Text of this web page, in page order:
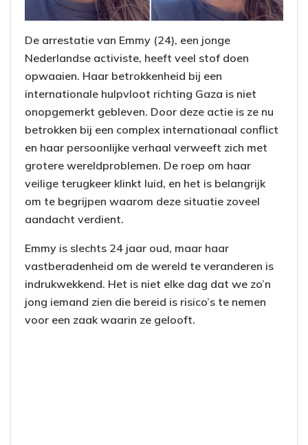
De arrestatie van Emmy (24), een jonge
Nederlandse activiste, heeft veel stof doen
opwaaien. Haar betrokkenheid bij een
internationale hulpvloot richting Gaza is niet
onopgemerkt gebleven. Door deze actie is ze nu
betrokken bij een complex internationaal conflict
en haar persoonlijke verhaal verweeft zich met
grotere wereldproblemen. De roep om haar
veilige terugkeer klinkt luid, en het is belangrijk
om te begrijpen waarom deze situatie zoveel
aandacht verdient.
Emmy is slechts 24 jaar oud, maar haar
vastberadenheid om de wereld te veranderen is
indrukwekkend. Het is niet elke dag dat we zo’n
jong iemand zien die bereid is risico’s te nemen
voor een zaak waarin ze gelooft.